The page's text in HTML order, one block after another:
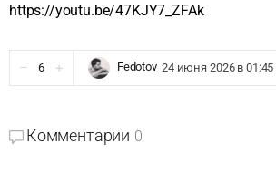
https://youtu.be/47KJY7_ZFAk
6 Fedotov 24 июня 2026 в 01:45
Комментарии 0